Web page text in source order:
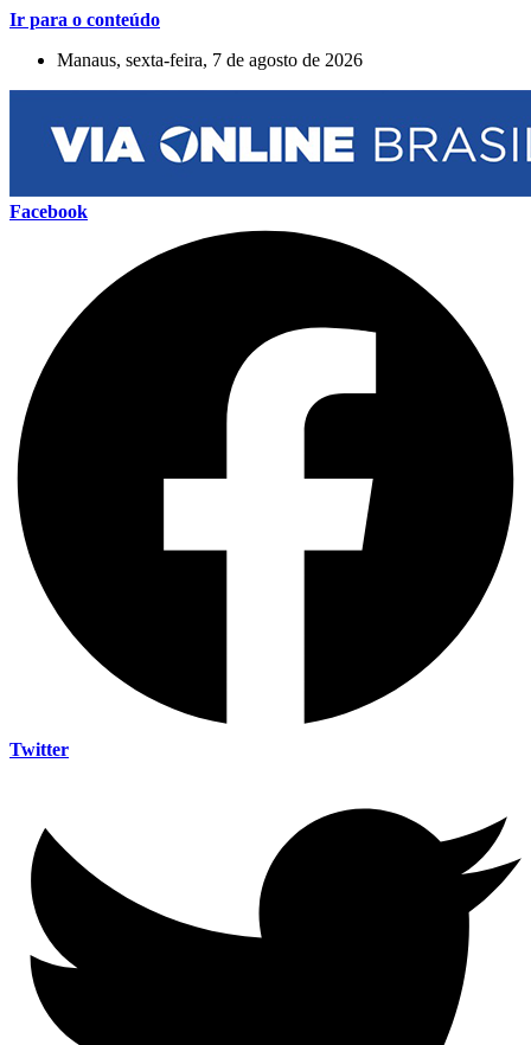
Ir para o conteúdo
Manaus, sexta-feira, 7 de agosto de 2026
Facebook
Twitter